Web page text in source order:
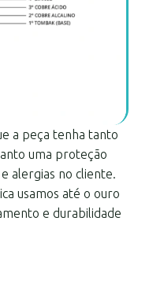
a peça tenha tanto
uma proteção
alergias no cliente.
usamos até o ouro
e durabilidade